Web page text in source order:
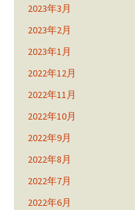
2023年3月
2023年2月
2023年1月
2022年12月
2022年11月
2022年10月
2022年9月
2022年8月
2022年7月
2022年6月